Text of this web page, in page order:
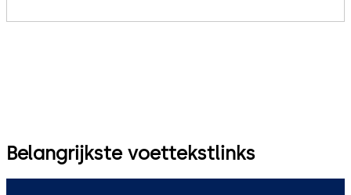
Belangrijkste voettekstlinks